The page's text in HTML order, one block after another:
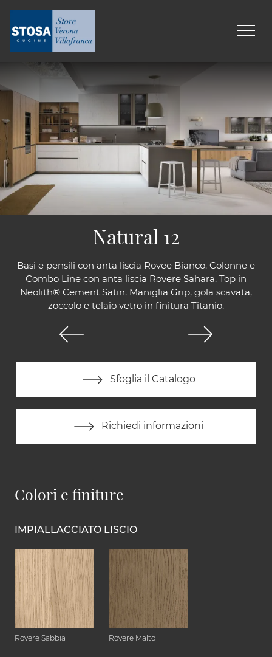
Basi e pensili con anta liscia Rovee Bianco. Colonne e
Combo Line con anta liscia Rovere Sahara. Top in
Neolith® Cement Satin. Maniglia Grip, gola scavata,
zoccolo e telaio vetro in finitura Titanio.
Sfoglia il Catalogo
Richiedi informazioni
Natural 12
Colori e finiture
IMPIALLACCIATO LISCIO
Rovere Sabbia Rovere Malto